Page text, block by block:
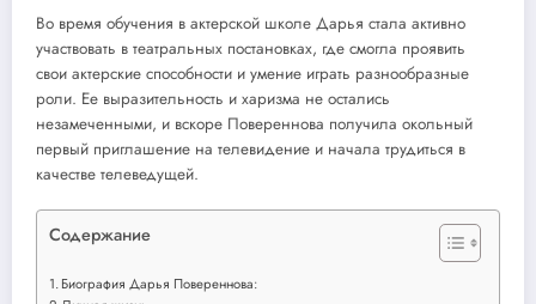
Во время обучения в актерской школе Дарья стала активно
участвовать в театральных постановках, где смогла проявить
свои актерские способности и умение играть разнообразные
роли. Ее выразительность и харизма не остались
незамеченными, и вскоре Повереннова получила окольный
первый приглашение на телевидение и начала трудиться в
качестве телеведущей.
Содержание
Биография Дарья Повереннова: